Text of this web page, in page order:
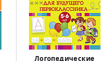
Логопедические